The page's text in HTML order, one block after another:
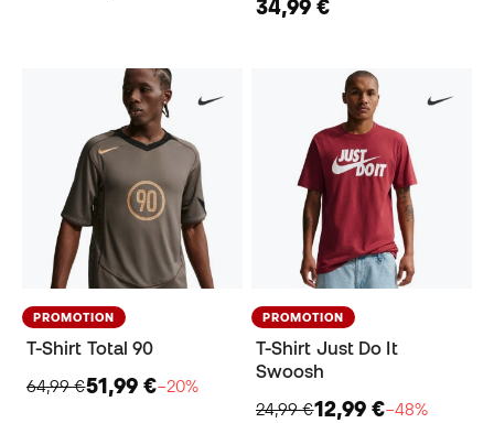
34,99 €
PROMOTION
T-Shirt Total 90
64,99 €51,99 €−20%
PROMOTION
T-Shirt Just Do It
Swoosh
24,99 €12,99 €−48%